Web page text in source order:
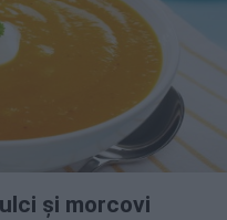
și morcovi